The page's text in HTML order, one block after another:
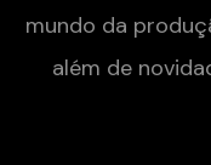
mundo da
além de